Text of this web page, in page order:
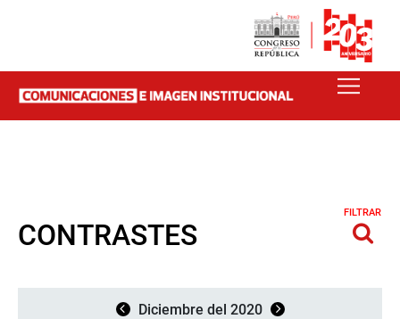
CONTRASTES
FILTRAR
Diciembre del 2020